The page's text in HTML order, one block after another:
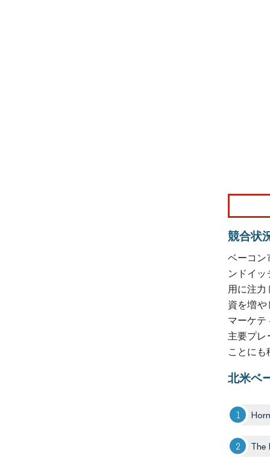
画像 ©
競合状
ベーコン
ンドイ
用に注
資を増や
マーケテ
主要プレ
ことにも
北米ベ
The